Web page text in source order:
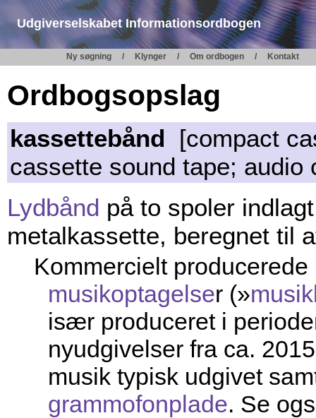
Udgiverselskabet Informationsordbogen
Ny søgning Klynger Om ordbogen Kontakt
Ordbogsopslag
kassettebånd [compact
cassette sound tape; audio
Lydbånd på to spoler
metalkassette, beregnet til
Kommercielt
musikoptagelser (»
især produceret i
nyudgivelser fra ca.
musik typisk udgivet
grammofonplade. Se